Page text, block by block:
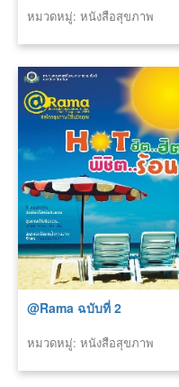
หมวดหมู่: หนังสือสุขภาพ
@Rama ฉบับที่ 2
หมวดหมู่: หนังสือสุขภาพ